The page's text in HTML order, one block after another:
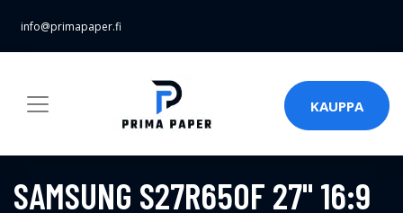
info@primapaper.fi
KAUPPA
SAMSUNG S27R650F 27" 16:9